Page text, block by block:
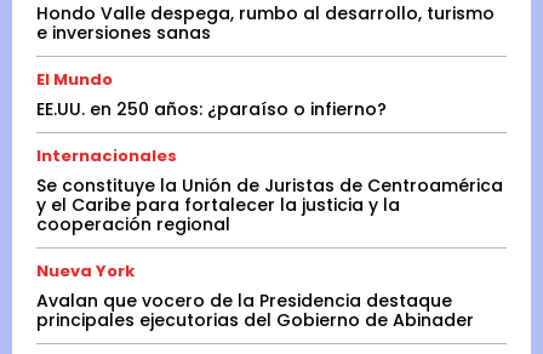
Hondo Valle despega, rumbo al desarrollo, turismo
e inversiones sanas
El Mundo
EE.UU. en 250 años: ¿paraíso o infierno?
Internacionales
Se constituye la Unión de Juristas de Centroamérica
y el Caribe para fortalecer la justicia y la
cooperación regional
Nueva York
Avalan que vocero de la Presidencia destaque
principales ejecutorias del Gobierno de Abinader